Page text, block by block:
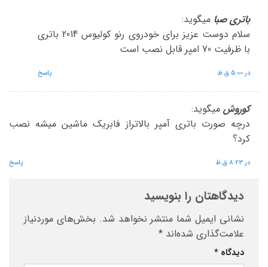
باتری صبا میگوید:
سلام دوست عزیز برای خودروی رنو کولیوس 2014 باتری
با ظرفیت 70 امپر قابل نصب است
در 5:00 ق.ظ پاسخ
کوروش میگوید:
درچه صورت باتری آمپر بالاتراز فابریک ماشین میشه نصب
کرد؟
در 8:23 ق.ظ پاسخ
دیدگاهتان را بنویسید
نشانی ایمیل شما منتشر نخواهد شد. بخش‌های موردنیاز
علامت‌گذاری شده‌اند *
دیدگاه *